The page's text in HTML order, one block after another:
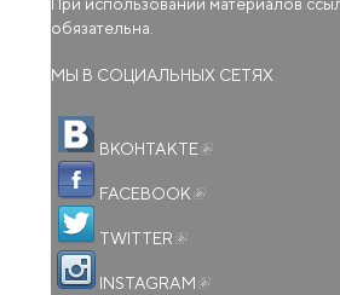
обязательна.
МЫ В СОЦИАЛЬНЫХ СЕТЯХ
ВКОНТАКТЕ
FACEBOOK
TWITTER
INSTAGRAM